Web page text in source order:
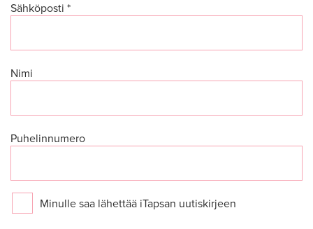
Sähköposti *
Nimi
Puhelinnumero
Minulle saa lähettää iTapsan uutiskirjeen